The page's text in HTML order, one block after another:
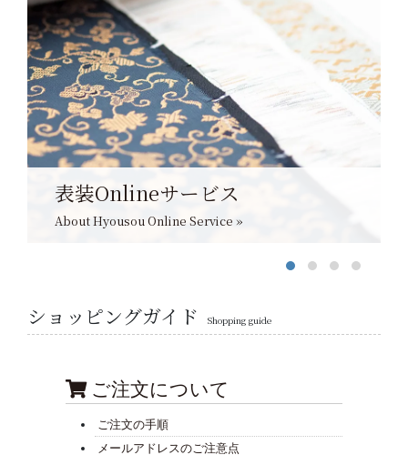
表装Onlineサービス
About Hyousou Online Service »
ショッピングガイド Shopping guide
ご注文について
ご注文の手順
メールアドレスのご注意点